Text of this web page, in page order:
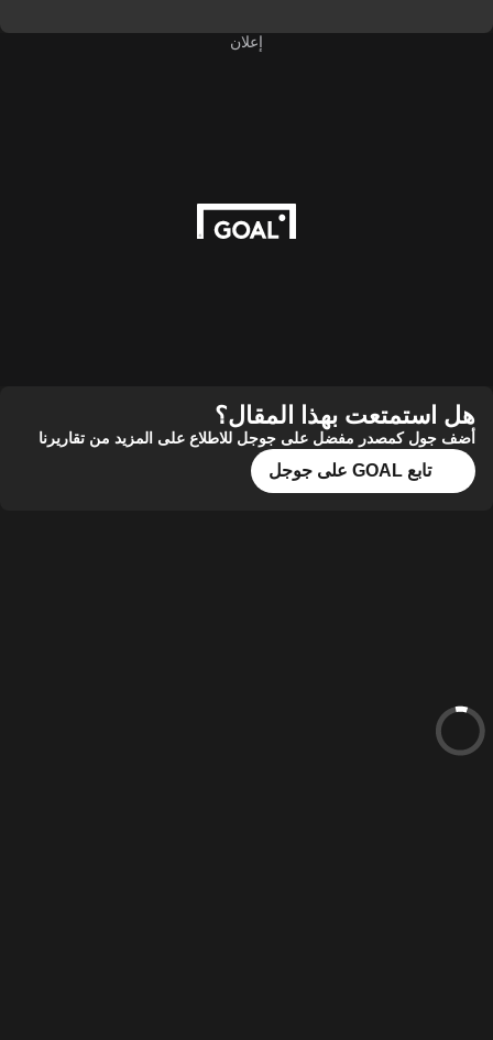
إعلان
هل استمتعت بهذا المقال؟
أضف جول كمصدر مفضل على جوجل للاطلاع على المزيد من تقاريرنا
تابع GOAL على جوجل